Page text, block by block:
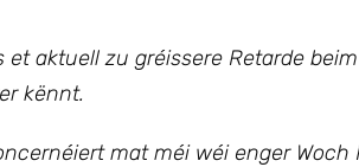
et aktuell zu gréissere Retarde
kënnt.
mat méi wéi enger